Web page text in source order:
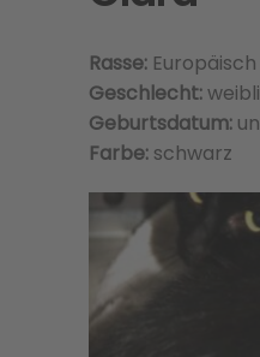
Rasse:
Geschlecht:
Geburtsdatum:
Farbe: schwarz